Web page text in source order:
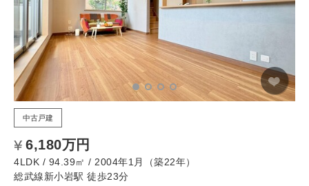
中古戸建
6,180万円
4LDK / 94.39㎡ / 2004年1月（築22年）
総武線新小岩駅 徒歩23分